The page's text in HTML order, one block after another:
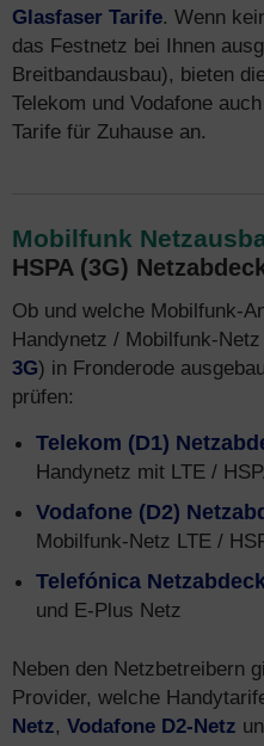
Glasfaser Tarife. Wenn
das Festnetz bei Ihnen
Breitbandausbau), bieten
Telekom und Vodafone auch
Tarife für Zuhause an.
Mobilfunk
HSPA (3G)
Ob und welche Mobilfunk-
Handynetz / Mobilfunk-Netz
3G) in Fronderode
prüfen:
Telekom (D1)
Handynetz mit LTE /
Vodafone (D2)
Mobilfunk-Netz LTE /
Telefónica
und E-Plus Netz
Neben den Netzbetreibern
Provider, welche
Netz, Vodafone D2-Netz